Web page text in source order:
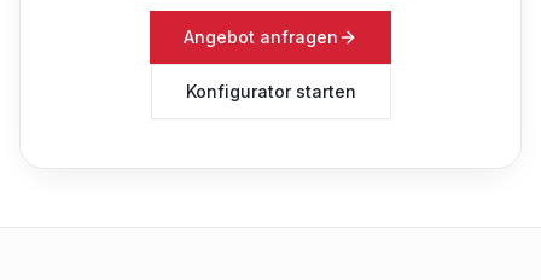
Angebot anfragen
Konfigurator starten